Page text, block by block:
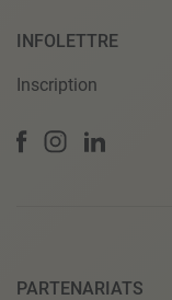
INFOLETTRE
Inscription
PARTENARIATS